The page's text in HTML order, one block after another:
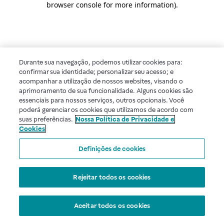
browser console for more information).
Durante sua navegação, podemos utilizar cookies para:
confirmar sua identidade; personalizar seu acesso; e
acompanhar a utilização de nossos websites, visando o
aprimoramento de sua funcionalidade. Alguns cookies são
essenciais para nossos serviços, outros opcionais. Você
poderá gerenciar os cookies que utilizamos de acordo com
suas preferências. Nossa Política de Privacidade e
Cookies
Definições de cookies
Rejeitar todos os cookies
Aceitar todos os cookies